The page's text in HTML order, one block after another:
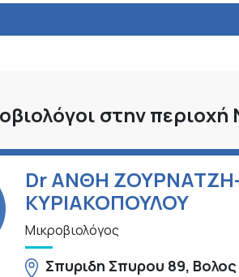
στην
Dr ΑΝΘΗ
ΚΥΡΙΑΚΟΠΟΥΛΟΥ
Μικροβιολόγος
Σπυριδη Σπυρου 89, Βολος